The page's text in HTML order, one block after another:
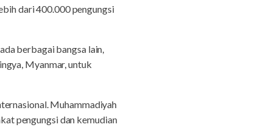
dari 400.000 pengungsi
berbagai bangsa lain,
Myanmar, untuk
Muhammadiyah
pengungsi dan kemudian